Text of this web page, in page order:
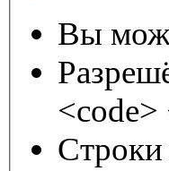
Вы
Строки